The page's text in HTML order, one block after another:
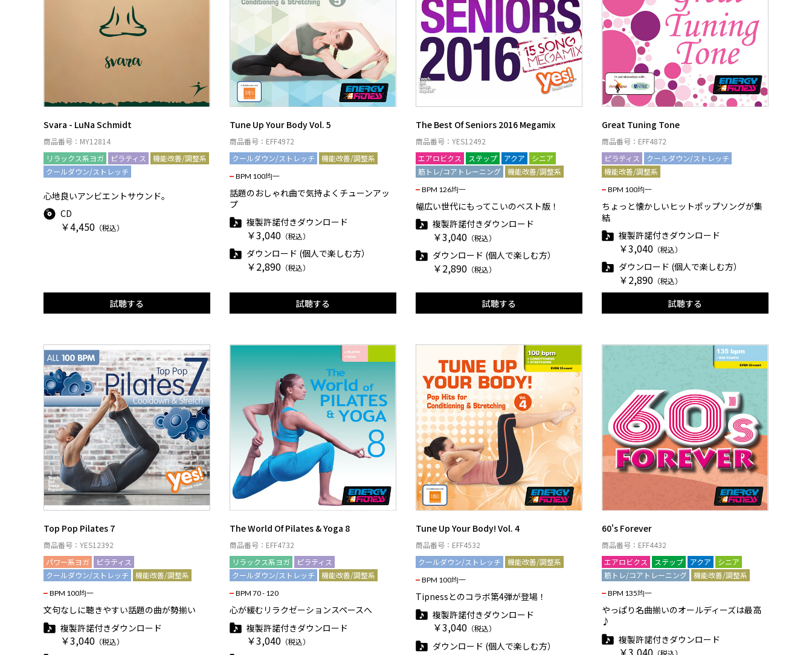
Svara - LuNa Schmidt
商品番号：MY12814
リラックス系ヨガ
ピラティス
機能改善/調整系
クールダウン/ストレッチ
心地良いアンビエントサウンド。
CD
￥4,450 （税込）
試聴する
Tune Up Your Body Vol. 5
商品番号：EFF4972
クールダウン/ストレッチ
機能改善/調整系
BPM 100均一
話題のおしゃれ曲で気持よくチューンアッ
プ
複製許諾付きダウンロード
￥3,040 （税込）
ダウンロード (個人で楽しむ方）
￥2,890 （税込）
試聴する
The Best Of Seniors 2016 Megamix
商品番号：YES12492
エアロビクス
ステップ アクア
シニア
筋トレ/コアトレーニング
機能改善/調整系
BPM 126均一
幅広い世代にもってこいのベスト版！
複製許諾付きダウンロード
￥3,040 （税込）
ダウンロード (個人で楽しむ方）
￥2,890 （税込）
試聴する
Great Tuning Tone
商品番号：EFF4872
ピラティス
クールダウン/ストレッチ
機能改善/調整系
BPM 100均一
ちょっと懐かしいヒットポップソングが集
結
複製許諾付きダウンロード
￥3,040 （税込）
ダウンロード (個人で楽しむ方）
￥2,890 （税込）
試聴する
Top Pop Pilates 7
商品番号：YES12392
パワー系ヨガ
ピラティス
クールダウン/ストレッチ
機能改善/調整系
BPM 100均一
文句なしに聴きやすい話題の曲が勢揃い
複製許諾付きダウンロード
￥3,040 （税込）
The World Of Pilates & Yoga 8
商品番号：EFF4732
リラックス系ヨガ
ピラティス
クールダウン/ストレッチ
機能改善/調整系
BPM 70 - 120
心が緩むリラクゼーションスペースへ
複製許諾付きダウンロード
￥3,040 （税込）
Tune Up Your Body! Vol. 4
商品番号：EFF4532
クールダウン/ストレッチ
機能改善/調整系
BPM 100均一
Tipnessとのコラボ第4弾が登場！
複製許諾付きダウンロード
￥3,040 （税込）
ダウンロード (個人で楽しむ方）
60's Forever
商品番号：EFF4432
エアロビクス
ステップ アクア
シニア
筋トレ/コアトレーニング
機能改善/調整系
BPM 135均一
やっぱり名曲揃いのオールディーズは最高
♪
複製許諾付きダウンロード
￥3,040